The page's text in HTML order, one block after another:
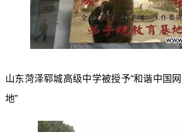
山东菏泽郓城高级中学被授予“和谐中国
地”